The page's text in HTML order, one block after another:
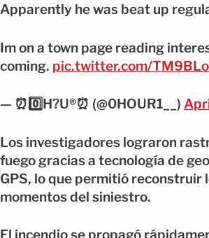
Apparently he was beat up
Im on a town page reading
coming. pic.twitter.com/
— ⏰0️⃣H?️U®️⏰ (@0HOUR1__)
Los investigadores lograron
fuego gracias a tecnología de
GPS, lo que permitió reconstruir
momentos del siniestro.